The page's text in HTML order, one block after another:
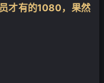
才有的1080，果然